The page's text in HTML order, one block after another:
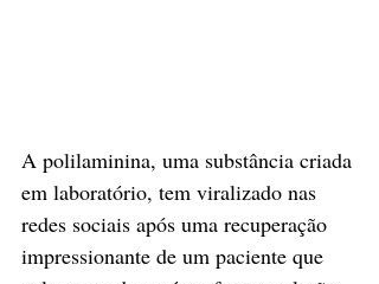
A polilaminina, uma substância criada
em laboratório, tem viralizado nas
redes sociais após uma recuperação
impressionante de um paciente que